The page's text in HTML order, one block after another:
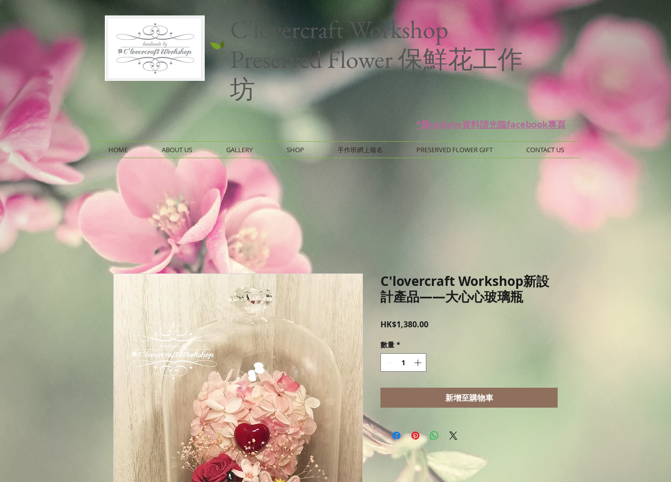
C'lovercraft Workshop
Preserved Flower 保鮮花工作
坊
*最update資料請光臨facebook專頁
HOME ABOUT US GALLERY SHOP 手作班網上報名 PRESERVED FLOWER GIFT CONTACT US
C'lovercraft Workshop新設
計產品——大心心玻璃瓶
HK$1,380.00價
數量 *
新增至購物車